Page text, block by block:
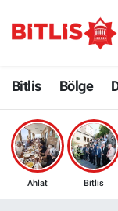
Bitlis Bölge
Ahlat Bitlis
Bölge
Çevre
Bitlis Trafik
Süper Lig